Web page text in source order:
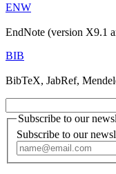
ENW
EndNote (version X9.1
BIB
BibTeX, JabRef,
Subscribe to our
Subscribe to our